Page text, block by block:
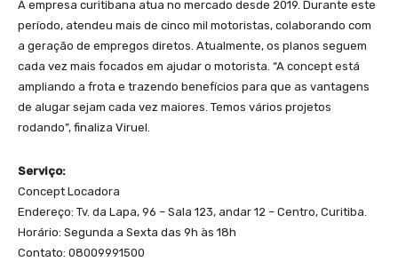
A empresa curitibana atua no mercado desde 2019. Durante este
período, atendeu mais de cinco mil motoristas, colaborando com
a geração de empregos diretos. Atualmente, os planos seguem
cada vez mais focados em ajudar o motorista. “A concept está
ampliando a frota e trazendo benefícios para que as vantagens
de alugar sejam cada vez maiores. Temos vários projetos
rodando”, finaliza Viruel.
Serviço:
Concept Locadora
Endereço: Tv. da Lapa, 96 – Sala 123, andar 12 – Centro, Curitiba.
Horário: Segunda a Sexta das 9h às 18h
Contato: 08009991500